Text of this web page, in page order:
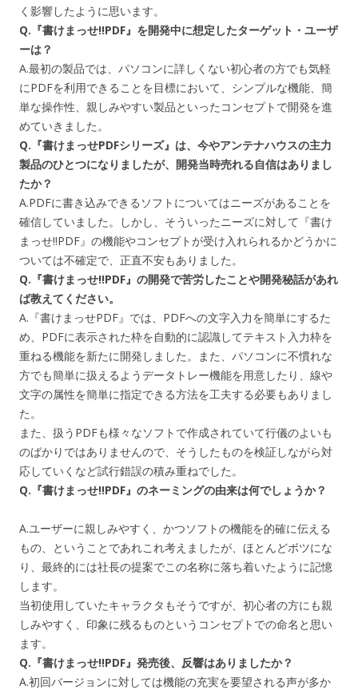
く影響したように思います。
Q.『書けまっせ!!PDF』を開発中に想定したターゲット・ユーザ
ーは？
A.最初の製品では、パソコンに詳しくない初心者の方でも気軽
にPDFを利用できることを目標において、シンプルな機能、簡
単な操作性、親しみやすい製品といったコンセプトで開発を進
めていきました。
Q.『書けまっせPDFシリーズ』は、今やアンテナハウスの主力
製品のひとつになりましたが、開発当時売れる自信はありまし
たか？
A.PDFに書き込みできるソフトについてはニーズがあることを
確信していました。しかし、そういったニーズに対して『書け
まっせ!!PDF』の機能やコンセプトが受け入れられるかどうかに
ついては不確定で、正直不安もありました。
Q.『書けまっせ!!PDF』の開発で苦労したことや開発秘話があれ
ば教えてください。
A.『書けまっせPDF』では、PDFへの文字入力を簡単にするた
め、PDFに表示された枠を自動的に認識してテキスト入力枠を
重ねる機能を新たに開発しました。また、パソコンに不慣れな
方でも簡単に扱えるようデータトレー機能を用意したり、線や
文字の属性を簡単に指定できる方法を工夫する必要もありまし
た。
また、扱うPDFも様々なソフトで作成されていて行儀のよいも
のばかりではありませんので、そうしたものを検証しながら対
応していくなど試行錯誤の積み重ねでした。
Q.『書けまっせ!!PDF』のネーミングの由来は何でしょうか？
A.ユーザーに親しみやすく、かつソフトの機能を的確に伝える
もの、ということであれこれ考えましたが、ほとんどボツにな
り、最終的には社長の提案でこの名称に落ち着いたように記憶
します。
当初使用していたキャラクタもそうですが、初心者の方にも親
しみやすく、印象に残るものというコンセプトでの命名と思い
ます。
Q.『書けまっせ!!PDF』発売後、反響はありましたか？
A.初回バージョンに対しては機能の充実を要望される声が多か